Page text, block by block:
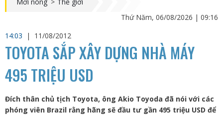
Thứ Năm, 06/08/2026 | 09:16
14:03
| 11/08/2012
TOYOTA SẮP XÂY DỰNG NHÀ MÁY
495 TRIỆU USD
Đích thân chủ tịch Toyota, ông Akio Toyoda đã nói với các
phóng viên Brazil rằng hãng sẽ đầu tư gần 495 triệu USD để